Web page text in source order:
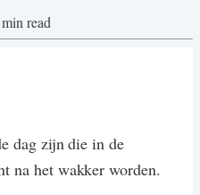
min read
dag zijn die in de
na het wakker worden.